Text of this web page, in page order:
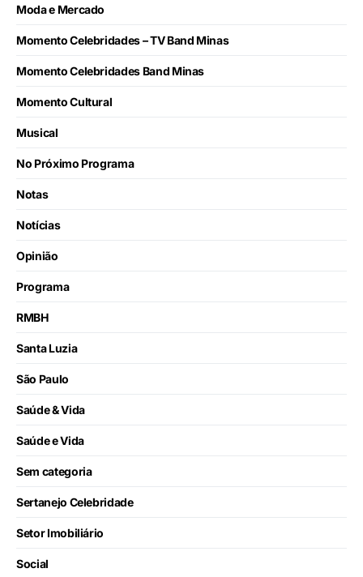
Moda e Mercado
Momento Celebridades – TV Band Minas
Momento Celebridades Band Minas
Momento Cultural
Musical
No Próximo Programa
Notas
Notícias
Opinião
Programa
RMBH
Santa Luzia
São Paulo
Saúde & Vida
Saúde e Vida
Sem categoria
Sertanejo Celebridade
Setor Imobiliário
Social